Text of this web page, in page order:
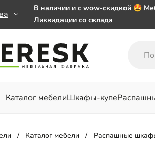
В наличии и с wow-скидкой 🤩
Ликвидации со склада
заказе от 50 000 ₽
Важно! Наш Whatsapp переехал
Каталог мебелиШкафы-купе
Для гостиной Для
Каталог мебели Распашные